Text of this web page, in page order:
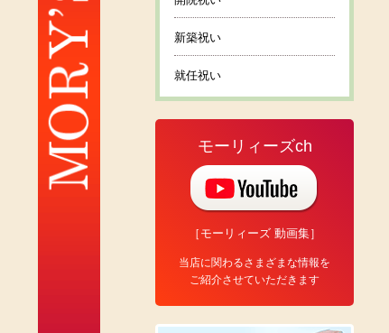
新築祝い
就任祝い
モーリィーズch
［モーリィーズ 動画集］
当店に関わるさまざまな情報を
ご紹介させていただきます